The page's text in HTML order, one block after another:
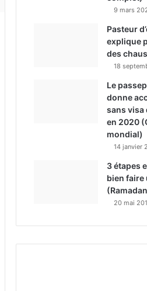
9 mars
Pasteur
explique
des
18
Le
donne
sans visa
en 2020
mondial)
14 janvier
3 étapes
bien faire
20 mai